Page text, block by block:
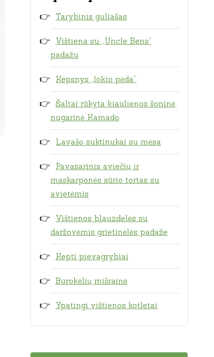
Tarybinis guliašas
Vištiena su „Uncle Bens”
padažu
Kepsnys „lokio pėda“
Šaltai rūkyta kiaulienos šoninė,
nugarinė Kamado
Lavašo suktinukai su mėsa
Pavasarinis aviečių ir
maskarponės sūrio tortas su
avietėmis
Vištienos blauzdelės su
daržovėmis grietinėlės padaže
Kepti pievagrybiai
Burokėlių mišrainė
Ypatingi vištienos kotletai